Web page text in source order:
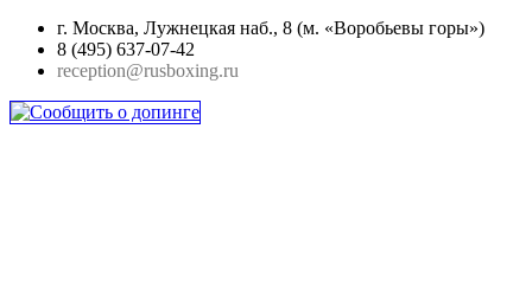
г. Москва, Лужнецкая наб., 8 (м. «Воробьевы горы»)
8 (495) 637-07-42
reception@rusboxing.ru